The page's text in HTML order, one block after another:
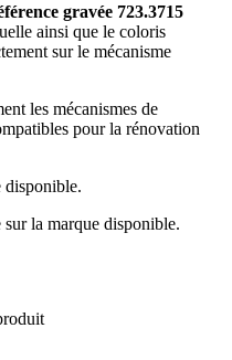
gravée 723.3715
ainsi que le coloris
sur le mécanisme
les mécanismes de
pour la rénovation
disponible.
la marque disponible.
produit